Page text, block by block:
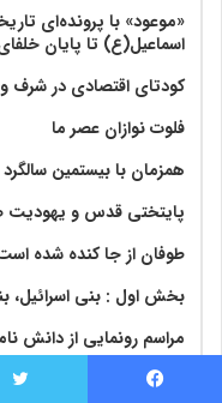
«موعود» با پرونده‌ای
اسماعیل(ع) تا پایان
کودتای اقتصادی در شرف
فلوت نوازان عصر ما
همزمان با بیستمین
پایتختی قدس و یهودیت
طوفان از جا کنده شده
بخش اول : بنی اسرائیل،
مراسم رونمایی از دانش
پس چرا حضرت حجت